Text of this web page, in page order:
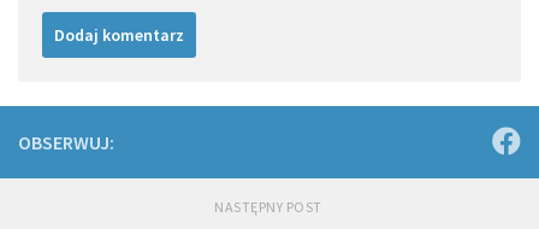
OBSERWUJ:
NASTĘPNY POST